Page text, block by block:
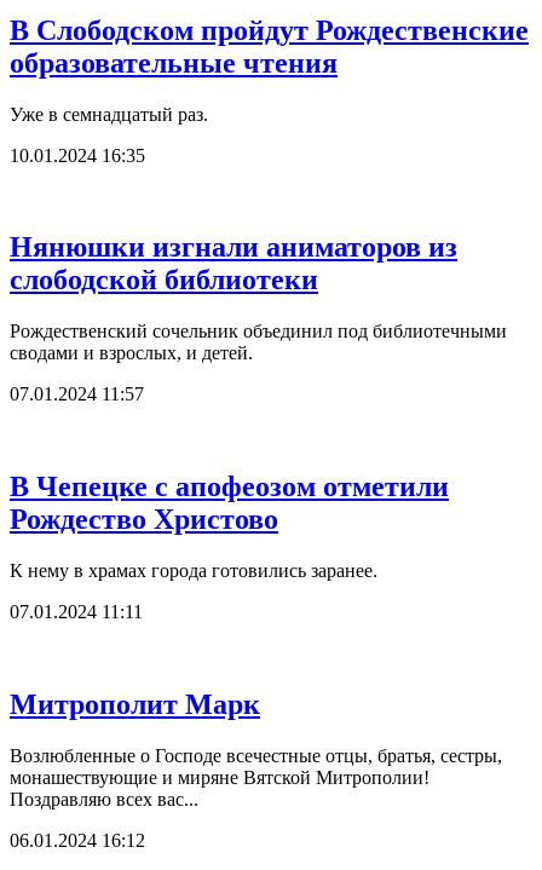
В Слободском пройдут Рождественские
образовательные чтения
Уже в семнадцатый раз.
10.01.2024 16:35
Нянюшки изгнали аниматоров из
слободской библиотеки
Рождественский сочельник объединил под библиотечными
сводами и взрослых, и детей.
07.01.2024 11:57
В Чепецке с апофеозом отметили
Рождество Христово
К нему в храмах города готовились заранее.
07.01.2024 11:11
Митрополит Марк
Возлюбленные о Господе всечестные отцы, братья, сестры,
монашествующие и миряне Вятской Митрополии!
Поздравляю всех вас...
06.01.2024 16:12